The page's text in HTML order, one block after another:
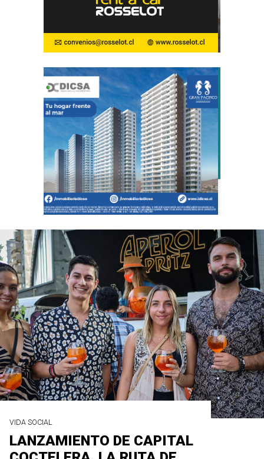
VIDA SOCIAL
LANZAMIENTO DE CAPITAL